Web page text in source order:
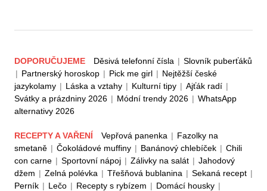
DOPORUČUJEME Děsivá telefonní čísla | Slovník puberťáků
| Partnerský horoskop | Pick me girl | Nejtěžší české
jazykolamy | Láska a vztahy | Kulturní tipy | Ajťák radí |
Svátky a prázdniny 2026 | Módní trendy 2026 | WhatsApp
alternativy 2026
RECEPTY A VAŘENÍ Vepřová panenka | Fazolky na
smetaně | Čokoládové muffiny | Banánový chlebíček | Chili
con carne | Sportovní nápoj | Zálivky na salát | Jahodový
džem | Zelná polévka | Třešňová bublanina | Sekaná recept |
Perník | Lečo | Recepty s rybízem | Domácí housky |